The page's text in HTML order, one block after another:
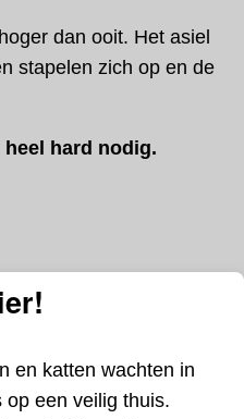
dan ooit. Het asiel
stapelen zich op en de
hard nodig.
en katten wachten in
een veilig thuis.